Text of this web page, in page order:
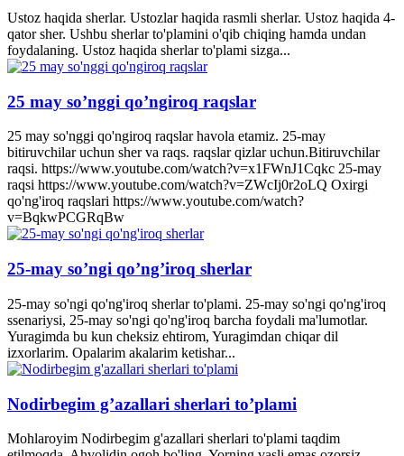
Ustoz haqida sherlar. Ustozlar haqida rasmli sherlar. Ustoz haqida 4-
qator sher. Ushbu sherlar to'plamini o'qib chiqing hamda undan
foydalaning. Ustoz haqida sherlar to'plami sizga...
25 may so’nggi qo’ngiroq raqslar
25 may so'nggi qo'ngiroq raqslar havola etamiz. 25-may
bitiruvchilar uchun sher va raqs. raqslar qizlar uchun.Bitiruvchilar
raqsi. https://www.youtube.com/watch?v=x1FWnJ1Cqkc 25-may
raqsi https://www.youtube.com/watch?v=ZWcIj0r2oLQ Oxirgi
qo'ng'iroq raqslari https://www.youtube.com/watch?
v=BqkwPCGRqBw
25-may so’ngi qo’ng’iroq sherlar
25-may so'ngi qo'ng'iroq sherlar to'plami. 25-may so'ngi qo'ng'iroq
ssenariysi, 25-may so'ngi qo'ng'iroq barcha foydali ma'lumotlar.
Yuragimda bu kun cheksiz ehtirom, Yuragimdan chiqar dil
izxorlarim. Opalarim akalarim ketishar...
Nodirbegim g’azallari sherlari to’plami
Mohlaroyim Nodirbegim g'azallari sherlari to'plami taqdim